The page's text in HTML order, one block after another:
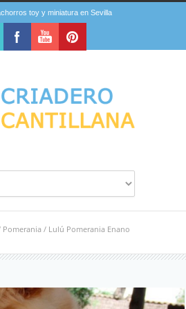
toy y miniatura en Sevilla
Pomerania / Lulú Pomerania Enano